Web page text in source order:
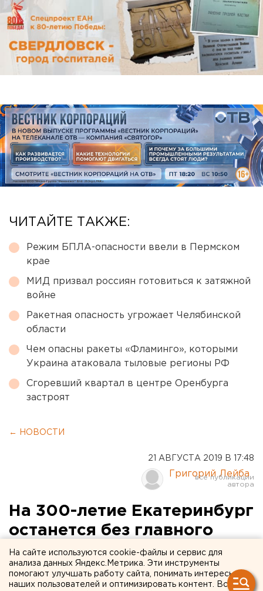
ЧИТАЙТЕ ТАКЖЕ:
Режим БПЛА-опасности ввели в Пермском
крае
МИД призвал россиян готовиться к затяжной
войне
Ракетная опасность угрожает Челябинской
области
Чем опасны ракеты «Фламинго», которыми
Украина атаковала тыловые регионы РФ
Сгоревший квартал в центре Оренбурга
застроят
← НОВОСТИ
21 АВГУСТА 2019 В 17:48
Григорий Лейба
На 300-летие Екатеринбург
останется без главного
подарка: Высокинский
раскрыл тайну, которую
На сайте используются cookie-файлы и сервис для
анализа данных Яндекс.Метрика. Эти инструменты
помогают улучшать работу сайта, понимать интересы
наших пользователей и оптимизировать контент. Вся